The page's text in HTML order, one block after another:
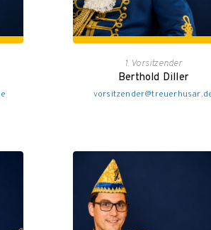
1. Vorsitzender
Berthold Diller